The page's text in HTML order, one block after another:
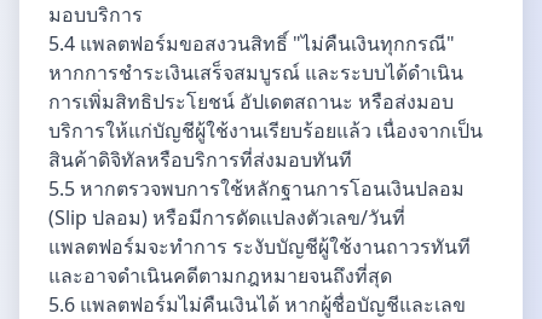
มอบบริการ
5.4 แพลตฟอร์มขอสงวนสิทธิ์ "ไม่คืนเงินทุกกรณี"
หากการชำระเงินเสร็จสมบูรณ์ และระบบได้ดำเนิน
การเพิ่มสิทธิประโยชน์ อัปเดตสถานะ หรือส่งมอบ
บริการให้แก่บัญชีผู้ใช้งานเรียบร้อยแล้ว เนื่องจากเป็น
สินค้าดิจิทัลหรือบริการที่ส่งมอบทันที
5.5 หากตรวจพบการใช้หลักฐานการโอนเงินปลอม
(Slip ปลอม) หรือมีการดัดแปลงตัวเลข/วันที่
แพลตฟอร์มจะทำการ ระงับบัญชีผู้ใช้งานถาวรทันที
และอาจดำเนินคดีตามกฎหมายจนถึงที่สุด
5.6 แพลตฟอร์มไม่คืนเงินได้ หากผู้ชื่อบัญชีและเลข